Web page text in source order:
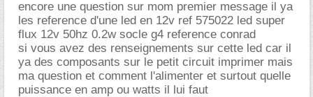
encore une question sur mom premier message il ya
les reference d'une led en 12v ref 575022 led super
flux 12v 50hz 0.2w socle g4 reference conrad
si vous avez des renseignements sur cette led car il
ya des composants sur le petit circuit imprimer mais
ma question et comment l'alimenter et surtout quelle
puissance en amp ou watts il lui faut